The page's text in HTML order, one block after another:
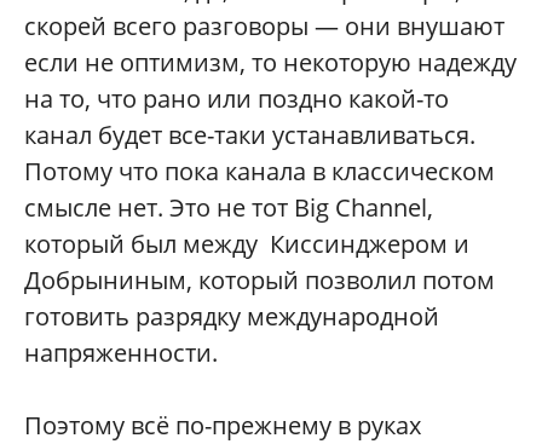
скорей всего разговоры — они внушают
если не оптимизм, то некоторую надежду
на то, что рано или поздно какой-то
канал будет все-таки устанавливаться.
Потому что пока канала в классическом
смысле нет. Это не тот Big Channel,
который был между Киссинджером и
Добрыниным, который позволил потом
готовить разрядку международной
напряженности.
Поэтому всё по-прежнему в руках